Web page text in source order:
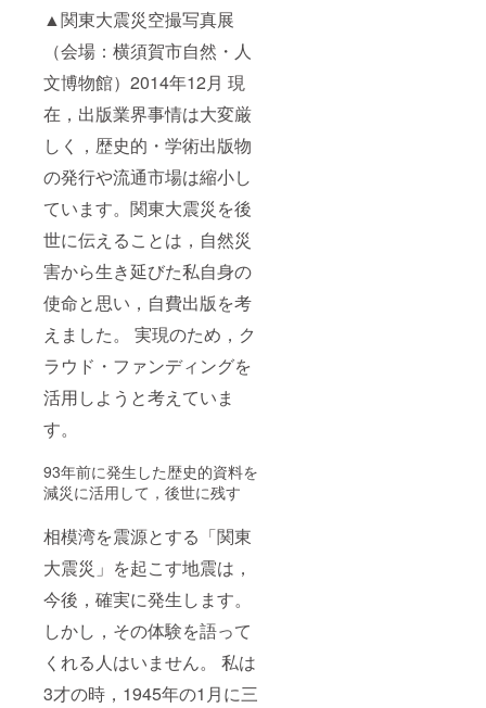
▲関東大震災空撮写真展
（会場：横須賀市自然・人
文博物館）2014年12月 現
在，出版業界事情は大変厳
しく，歴史的・学術出版物
の発行や流通市場は縮小し
ています。関東大震災を後
世に伝えることは，自然災
害から生き延びた私自身の
使命と思い，自費出版を考
えました。 実現のため，ク
ラウド・ファンディングを
活用しようと考えていま
す。
93年前に発生した歴史的資料を
減災に活用して，後世に残す
相模湾を震源とする「関東
大震災」を起こす地震は，
今後，確実に発生します。
しかし，その体験を語って
くれる人はいません。 私は
3才の時，1945年の1月に三